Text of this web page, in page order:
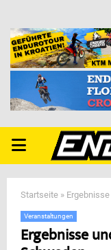
PRIMARY
MENU
Startseite »
Veranstaltungen
Ergebnisse